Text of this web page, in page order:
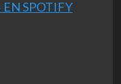
EN SPOTIFY